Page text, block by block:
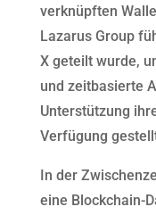
verknüpften
Lazarus Group
X geteilt wurde,
und zeitbasierte
Unterstützung
Verfügung
In der
eine Blockchain-